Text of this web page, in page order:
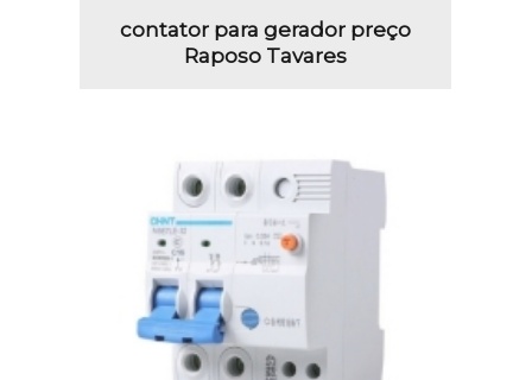
contator para gerador preço
Raposo Tavares